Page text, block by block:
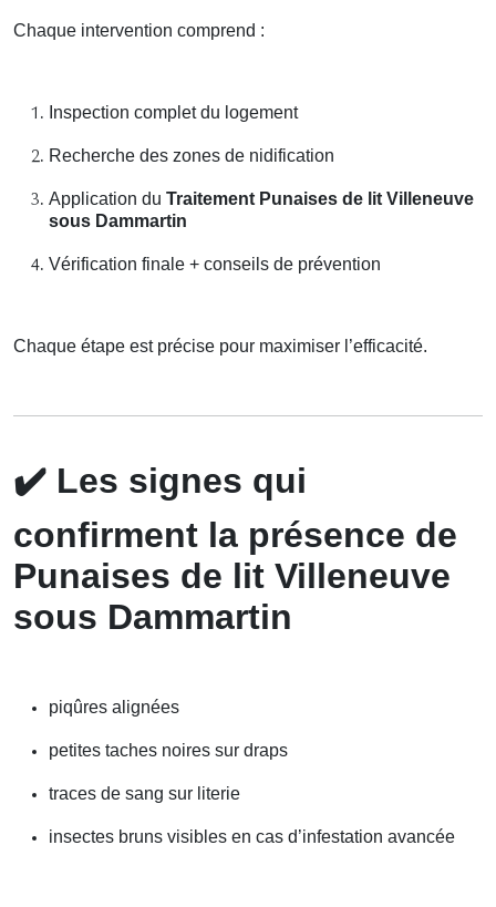
Chaque intervention comprend :
Inspection complet du logement
Recherche des zones de nidification
Application du Traitement Punaises de lit Villeneuve
sous Dammartin
Vérification finale + conseils de prévention
Chaque étape est précise pour maximiser l’efficacité.
✔️ Les signes qui
confirment la présence de
Punaises de lit Villeneuve
sous Dammartin
piqûres alignées
petites taches noires sur draps
traces de sang sur literie
insectes bruns visibles en cas d’infestation avancée